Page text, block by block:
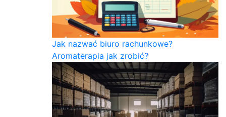
Jak nazwać biuro rachunkowe?
Aromaterapia jak zrobić?